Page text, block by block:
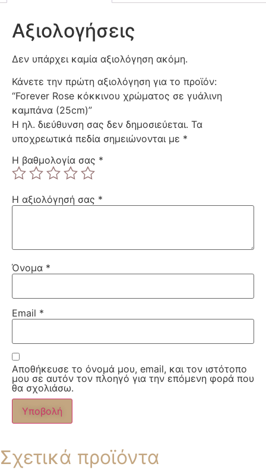
Αξιολογήσεις
Δεν υπάρχει καμία αξιολόγηση ακόμη.
Κάνετε την πρώτη αξιολόγηση για το προϊόν:
“Forever Rose κόκκινου χρώματος σε γυάλινη
καμπάνα (25cm)”
Η ηλ. διεύθυνση σας δεν δημοσιεύεται. Τα
υποχρεωτικά πεδία σημειώνονται με *
Η βαθμολογία σας *
Η αξιολόγησή σας *
Όνομα *
Email *
Αποθήκευσε το όνομά μου, email, και τον ιστότοπο
μου σε αυτόν τον πλοηγό για την επόμενη φορά που
θα σχολιάσω.
Σχετικά προϊόντα